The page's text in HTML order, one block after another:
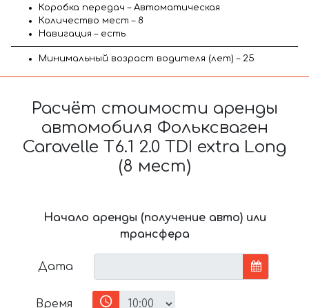
Коробка передач – Автоматическая
Количество мест – 8
Навигация – есть
Минимальный возраст водителя (лет) – 25
Расчёт стоимости аренды
автомобиля Фольксваген
Caravelle T6.1 2.0 TDI extra Long
(8 мест)
Начало аренды (получение авто) или
трансфера
Дата
Время